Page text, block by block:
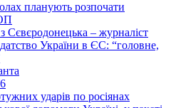
планують розпочати
Сєвєродонецька – журналіст
України в ЄС: “головне,
ударів по росіянах